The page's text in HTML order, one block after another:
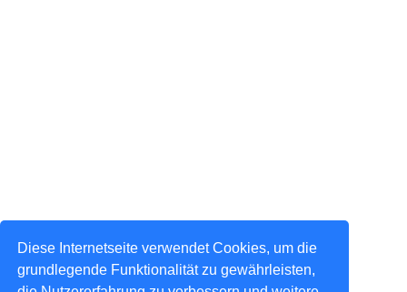
Diese Internetseite verwendet Cookies, um die
grundlegende Funktionalität zu gewährleisten,